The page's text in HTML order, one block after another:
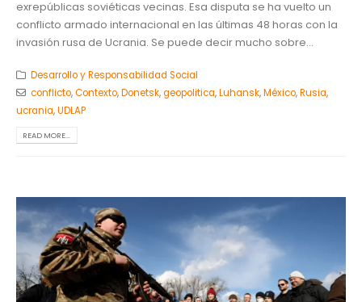
exrepúblicas soviéticas vecinas. Esa disputa se ha vuelto un
conflicto armado internacional en las últimas 48 horas con la
invasión rusa de Ucrania. Se puede decir mucho sobre...
Desarrollo y Responsabilidad Social
conflicto,Contexto,Donetsk,geopolitica,Luhansk,México,Rusia,
ucrania,UDLAP
READ MORE...